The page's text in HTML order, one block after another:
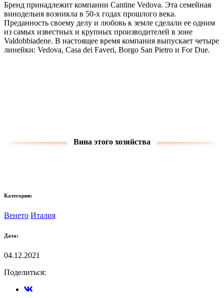
Бренд принадлежит компании Cantine Vedova. Эта семейная
винодельня возникла в 50-х годах прошлого века.
Преданность своему делу и любовь к земле сделали ее одним
из самых известных и крупных производителей в зоне
Valdobbiadene. В настоящее время компания выпускает четыре
линейки: Vedova, Casa dei Faveri, Borgo San Pietro и For Due.
Вина этого хозяйства
Категория:
Венето Италия
Дата:
04.12.2021
Поделиться: